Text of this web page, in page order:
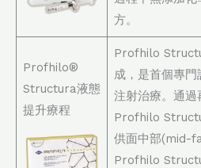
方。
Profhilo®
Structura液態
提升療程
Profhilo
成，是首個專
注射治療。通過
Profhilo
供面中部(mid-
Profhilo